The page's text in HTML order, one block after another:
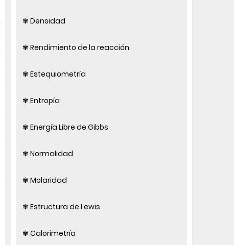
✾ Densidad
✾ Rendimiento de la reacción
✾ Estequiometría
✾ Entropía
✾ Energía Libre de Gibbs
✾ Normalidad
✾ Molaridad
✾ Estructura de Lewis
✾ Calorimetría